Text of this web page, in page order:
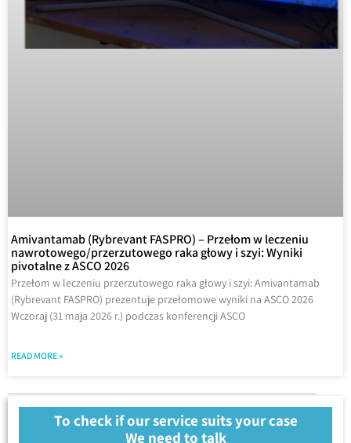
Amivantamab (Rybrevant FASPRO) – Przełom w leczeniu
nawrotowego/przerzutowego raka głowy i szyi: Wyniki
pivotalne z ASCO 2026
Przełom w leczeniu przerzutowego raka głowy i szyi: Amivantamab
(Rybrevant FASPRO) prezentuje przełomowe wyniki na ASCO 2026
Wczoraj (31 maja 2026 r.) podczas konferencji ASCO
READ MORE »
To check if our service suits your case
We need to talk